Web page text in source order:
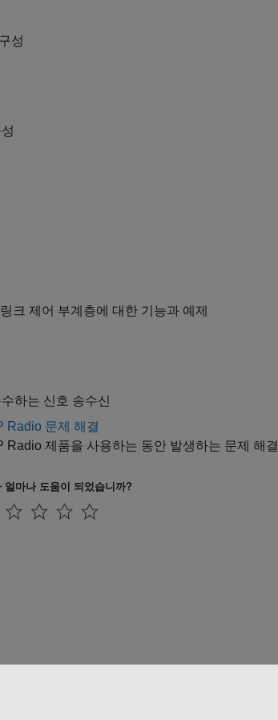
성
크 제어 부계층에 대한 기능과 예제
하는 신호 송수신
Radio 문제 해결
Radio 제품을 사용하는 동안 발생하는 문제 해결
얼마나 도움이 되었습니까?